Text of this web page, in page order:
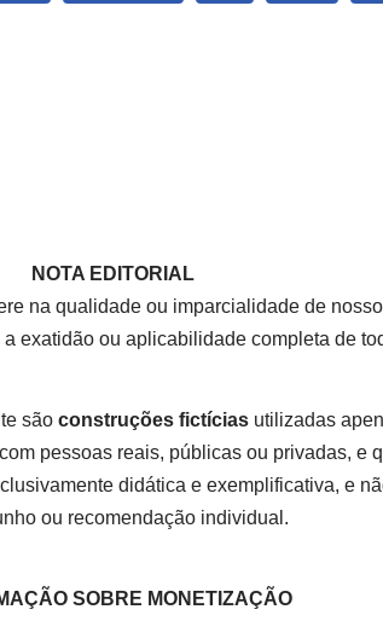
NOTA EDITORIAL
na qualidade ou imparcialidade de
exatidão ou aplicabilidade completa de
são construções fictíciasutilizadas
pessoas reais, públicas ou privadas, e
didática e exemplificativa, e
ou recomendação individual.
SOBRE MONETIZAÇÃO